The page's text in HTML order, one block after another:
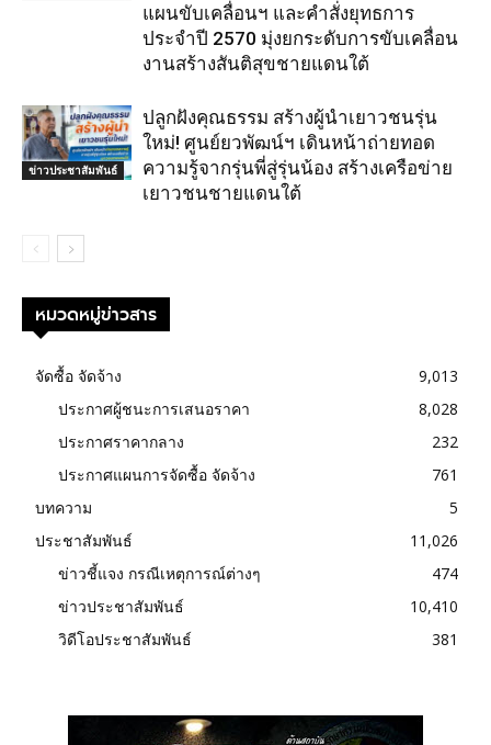
แผนขับเคลื่อนฯ และคำสั่งยุทธการ
ประจำปี 2570 มุ่งยกระดับการขับเคลื่อน
งานสร้างสันติสุขชายแดนใต้
ข่าวประชาสัมพันธ์
ปลูกฝังคุณธรรม สร้างผู้นำเยาวชนรุ่น
ใหม่! ศูนย์ยวพัฒน์ฯ เดินหน้าถ่ายทอด
ความรู้จากรุ่นพี่สู่รุ่นน้อง สร้างเครือข่าย
เยาวชนชายแดนใต้
หมวดหมู่ข่าวสาร
จัดซื้อ จัดจ้าง
9,013
ประกาศผู้ชนะการเสนอราคา
8,028
ประกาศราคากลาง
232
ประกาศแผนการจัดซื้อ จัดจ้าง
761
บทความ
5
ประชาสัมพันธ์
11,026
ข่าวชี้แจง กรณีเหตุการณ์ต่างๆ
474
ข่าวประชาสัมพันธ์
10,410
วิดีโอประชาสัมพันธ์
381